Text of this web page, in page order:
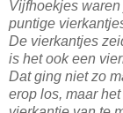
Vijfhoekjes
puntige
De vierkantjes
is het ook een
Dat ging niet zo
erop los, maar